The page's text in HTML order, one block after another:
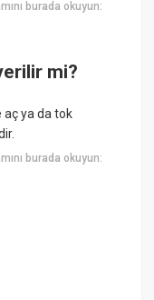
burada okuyun:
mi?
aç ya da tok
burada okuyun: